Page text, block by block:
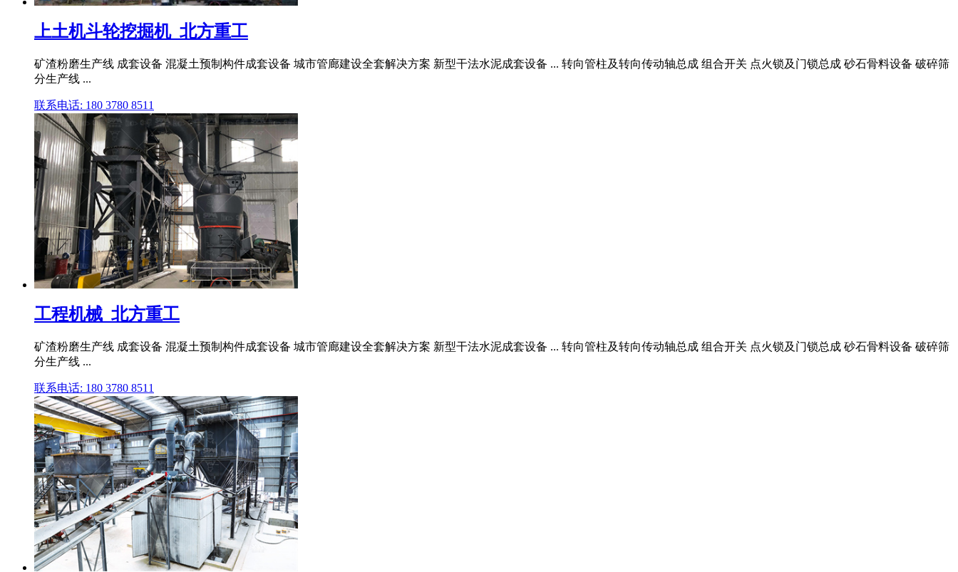
上土机斗轮挖掘机_北方重工
矿渣粉磨生产线 成套设备 混凝土预制构件成套设备 城市管廊建设全套解决方案 新型干法水泥成套设备 ... 转向管柱及转向传动轴总成 组合开关 点火锁及门锁总成 砂石骨料设备 破碎筛
分生产线 ...
联系电话: 180 3780 8511
工程机械_北方重工
矿渣粉磨生产线 成套设备 混凝土预制构件成套设备 城市管廊建设全套解决方案 新型干法水泥成套设备 ... 转向管柱及转向传动轴总成 组合开关 点火锁及门锁总成 砂石骨料设备 破碎筛
分生产线 ...
联系电话: 180 3780 8511